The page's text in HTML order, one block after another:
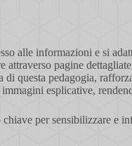
alle informazioni e si
pagine
questa pedagogia,
esplicative,
per sensibilizzare